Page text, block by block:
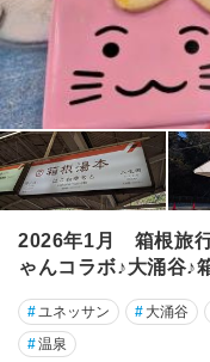
2026年1月 箱根旅
ゃんコラボ♪大涌谷♪
#ユネッサン # 大涌谷
#温泉